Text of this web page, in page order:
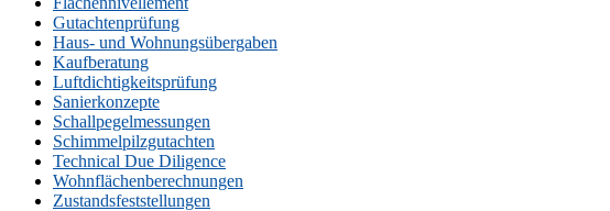
Gutachtenprüfung
Haus- und Wohnungsübergaben
Kaufberatung
Luftdichtigkeitsprüfung
Sanierkonzepte
Schallpegelmessungen
Schimmelpilzgutachten
Technical Due Diligence
Wohnflächenberechnungen
Zustandsfeststellungen